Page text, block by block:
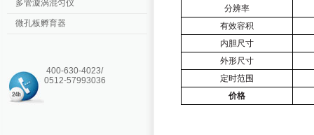
多管漩涡混匀仪
微孔板孵育器
400-630-4023/
0512-57993036
分辨率
有效容积
内胆尺寸
外形尺寸
定时范围
价格